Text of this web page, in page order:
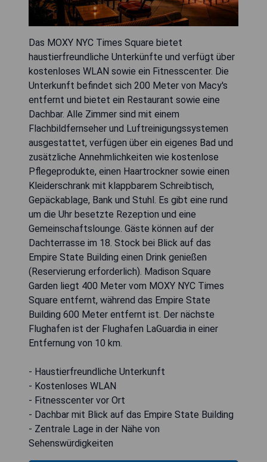
Das MOXY NYC Times Square bietet
haustierfreundliche Unterkünfte und verfügt über
kostenloses WLAN sowie ein Fitnesscenter. Die
Unterkunft befindet sich 200 Meter von Macy's
entfernt und bietet ein Restaurant sowie eine
Dachbar. Alle Zimmer sind mit einem
Flachbildfernseher und Luftreinigungssystemen
ausgestattet, verfügen über ein eigenes Bad und
zusätzliche Annehmlichkeiten wie kostenlose
Pflegeprodukte, einen Haartrockner sowie einen
Kleiderschrank mit klappbarem Schreibtisch,
Gepäckablage, Bank und Stuhl. Es gibt eine rund
um die Uhr besetzte Rezeption und eine
Gemeinschaftslounge. Gäste können auf der
Dachterrasse im 18. Stock bei Blick auf das
Empire State Building einen Drink genießen
(Reservierung erforderlich). Madison Square
Garden liegt 400 Meter vom MOXY NYC Times
Square entfernt, während das Empire State
Building 600 Meter entfernt ist. Der nächste
Flughafen ist der Flughafen LaGuardia in einer
Entfernung von 10 km.
- Haustierfreundliche Unterkunft
- Kostenloses WLAN
- Fitnesscenter vor Ort
- Dachbar mit Blick auf das Empire State Building
- Zentrale Lage in der Nähe von
Sehenswürdigkeiten